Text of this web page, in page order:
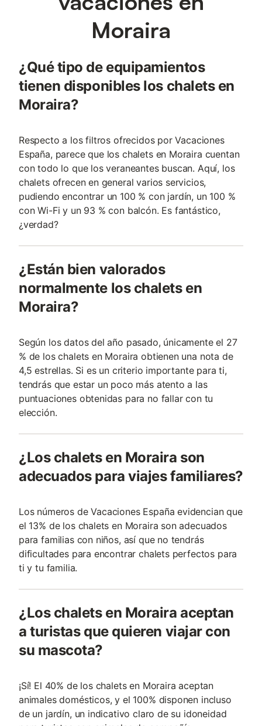
Moraira
¿Qué tipo de equipamientos
tienen disponibles los chalets en
Moraira?
Respecto a los filtros ofrecidos por Vacaciones
España, parece que los chalets en Moraira cuentan
con todo lo que los veraneantes buscan. Aquí, los
chalets ofrecen en general varios servicios,
pudiendo encontrar un 100 % con jardín, un 100 %
con Wi-Fi y un 93 % con balcón. Es fantástico,
¿verdad?
¿Están bien valorados
normalmente los chalets en
Moraira?
Según los datos del año pasado, únicamente el 27
% de los chalets en Moraira obtienen una nota de
4,5 estrellas. Si es un criterio importante para ti,
tendrás que estar un poco más atento a las
puntuaciones obtenidas para no fallar con tu
elección.
¿Los chalets en Moraira son
adecuados para viajes familiares?
Los números de Vacaciones España evidencian que
el 13% de los chalets en Moraira son adecuados
para familias con niños, así que no tendrás
dificultades para encontrar chalets perfectos para
ti y tu familia.
¿Los chalets en Moraira aceptan
a turistas que quieren viajar con
su mascota?
¡Sí! El 40% de los chalets en Moraira aceptan
animales domésticos, y el 100% disponen incluso
de un jardín, un indicativo claro de su idoneidad